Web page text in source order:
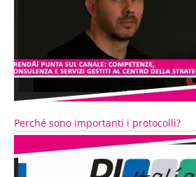
Perché sono importanti i protocolli?